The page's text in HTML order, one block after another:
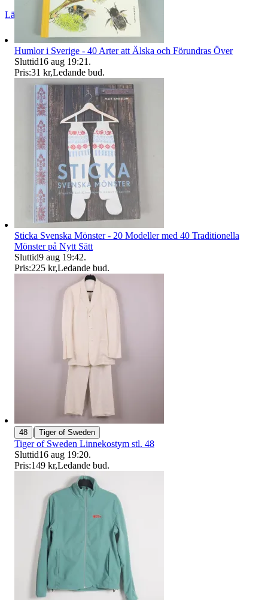
Läs omdömen Följ
Humlor i Sverige - 40 Arter att Älska och Förundras Över
Sluttid16 aug 19:21 .
Pris:31 kr,Ledande bud.
Sticka Svenska Mönster - 20 Modeller med 40 Traditionella
Mönster på Nytt Sätt
Sluttid9 aug 19:42.
Pris:225 kr,Ledande bud.
48 | Tiger of Sweden
Tiger of Sweden Linnekostym stl. 48
Sluttid16 aug 19:20.
Pris:149 kr,Ledande bud.